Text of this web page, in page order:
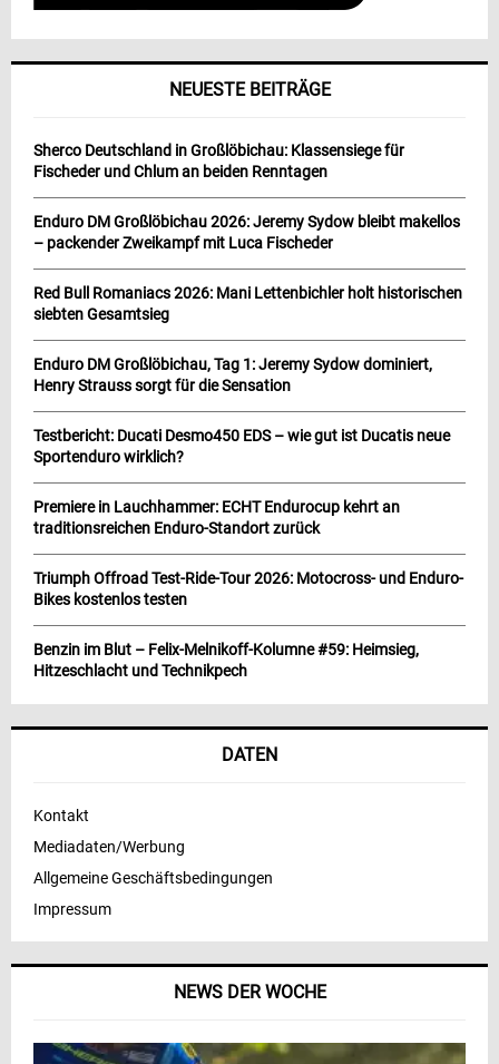
NEWS DER WOCHE
NEUESTE BEITRÄGE
Sherco Deutschland in Großlöbichau: Klassensiege für
Fischeder und Chlum an beiden Renntagen
Enduro DM Großlöbichau 2026: Jeremy Sydow bleibt makellos
– packender Zweikampf mit Luca Fischeder
Red Bull Romaniacs 2026: Mani Lettenbichler holt historischen
siebten Gesamtsieg
Enduro DM Großlöbichau, Tag 1: Jeremy Sydow dominiert,
Henry Strauss sorgt für die Sensation
Testbericht: Ducati Desmo450 EDS – wie gut ist Ducatis neue
Sportenduro wirklich?
Premiere in Lauchhammer: ECHT Endurocup kehrt an
traditionsreichen Enduro-Standort zurück
Triumph Offroad Test-Ride-Tour 2026: Motocross- und Enduro-
Bikes kostenlos testen
Benzin im Blut – Felix-Melnikoff-Kolumne #59: Heimsieg,
Hitzeschlacht und Technikpech
DATEN
Kontakt
Mediadaten/Werbung
Allgemeine Geschäftsbedingungen
Impressum